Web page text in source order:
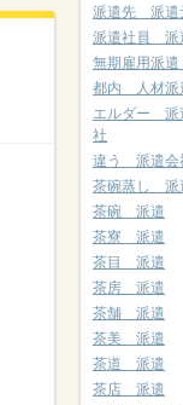
派遣先 派遣
派遣社員
無期雇用派
都内 人材
エルダー
社
違う 派遣
茶碗蒸し 派
茶碗 派遣
茶寮 派遣
茶目 派遣
茶房 派遣
茶舗 派遣
茶美 派遣
茶道 派遣
茶店 派遣